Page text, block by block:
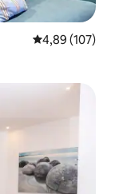
4,89 av 5 i
4,89 (107)